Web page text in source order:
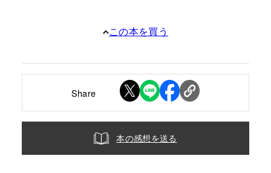
この本を買う
Share
本の感想を送る